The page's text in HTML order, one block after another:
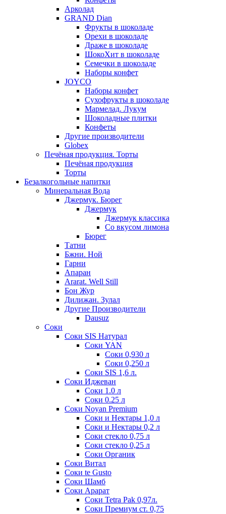
Арколад
GRAND Dian
Фрукты в шоколаде
Орехи в шоколаде
Драже в шоколаде
ШокоХит в шоколаде
Семечки в шоколаде
Наборы конфет
JOYCO
Наборы конфет
Сухофрукты в шоколаде
Мармелад. Лукум
Шоколадные плитки
Конфеты
Другие производители
Globex
Печёная продукция. Торты
Печёная продукция
Торты
Безалкогольные напитки
Минеральная Вода
Джермук. Бюрег
Джермук
Джермук классика
Со вкусом лимона
Бюрег
Татни
Бжни. Ной
Гарни
Апаран
Ararat. Well Still
Бон Жур
Дилижан. Зулал
Другие Производители
Dausuz
Соки
Соки SIS Натурал
Соки YAN
Соки 0,930 л
Соки 0,250 л
Соки SIS 1,6 л.
Соки Иджеван
Соки 1.0 л
Соки 0.25 л
Соки Noyan Premium
Соки и Нектары 1,0 л
Соки и Нектары 0,2 л
Соки стекло 0,75 л
Соки стекло 0,25 л
Соки Органик
Соки Витал
Соки te Gusto
Соки Шамб
Соки Арарат
Соки Tetra Pak 0,97л.
Соки Премиум ст. 0,75